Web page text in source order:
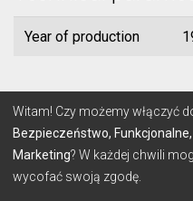
Year of production
©
TERMS PRIVACY POLICY
Witam! Czy możemy włączyć
Bezpieczeństwo,
Marketing? W każdej chwili
wycofać swoją zgodę.